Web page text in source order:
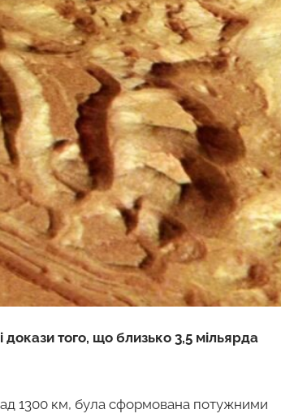
того, що близько 3,5 мільярда
1300 км, була сформована потужними